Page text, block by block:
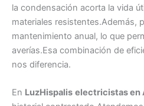
la condensación acorta la vida
materiales resistentes.Además,
mantenimiento anual, lo que
averías.Esa combinación de
nos diferencia.
En LuzHispalis electricistas en